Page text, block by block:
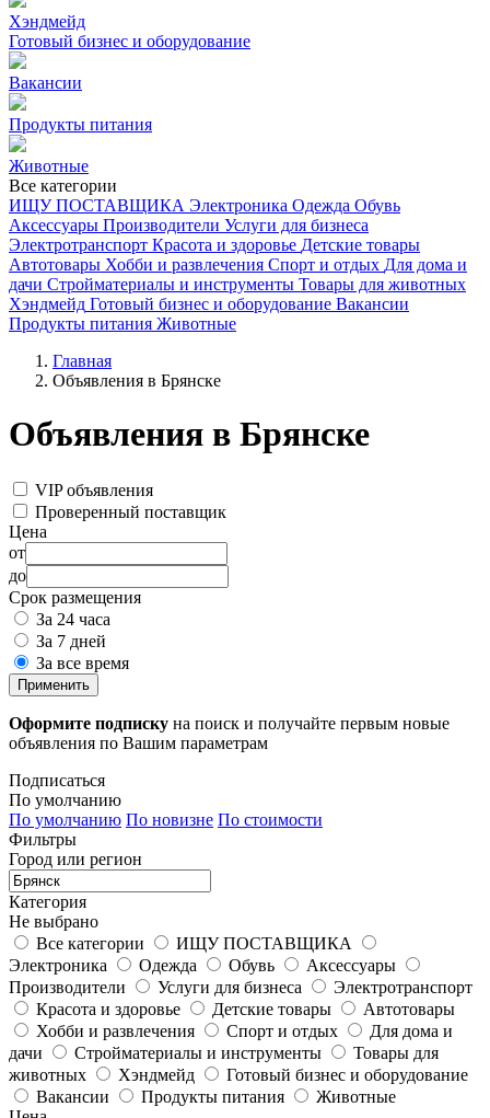
Хэндмейд
Готовый бизнес и оборудование
Вакансии
Продукты питания
Животные
Все категории
ИЩУ ПОСТАВЩИКА Электроника Одежда Обувь
Аксессуары Производители Услуги для бизнеса
Электротранспорт Красота и здоровье Детские товары
Автотовары Хобби и развлечения Спорт и отдых Для дома и
дачи Стройматериалы и инструменты Товары для животных
Хэндмейд Готовый бизнес и оборудование Вакансии
Продукты питания Животные
Главная
Объявления в Брянске
Объявления в Брянске
VIP объявления
Проверенный поставщик
Цена
от
до
Срок размещения
За 24 часа
За 7 дней
За все время
Применить
Оформите подписку на поиск и получайте первым новые
объявления по Вашим параметрам
Подписаться
По умолчанию
По умолчанию По новизне По стоимости
Фильтры
Город или регион
Категория
Не выбрано
Все категории
ИЩУ ПОСТАВЩИКА
Электроника
Одежда Обувь
Аксессуары
Производители
Услуги для бизнеса
Электротранспорт
Красота и здоровье
Детские товары
Автотовары
Хобби и развлечения
Спорт и отдых
Для дома и
дачи
Стройматериалы и инструменты
Товары для
животных
Хэндмейд
Готовый бизнес и оборудование
Вакансии
Продукты питания
Животные